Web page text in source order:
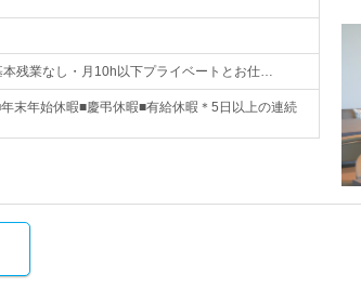
残業なし・月10h以下プライベートとお仕…
末年始休暇■慶弔休暇■有給休暇＊5日以上の連続